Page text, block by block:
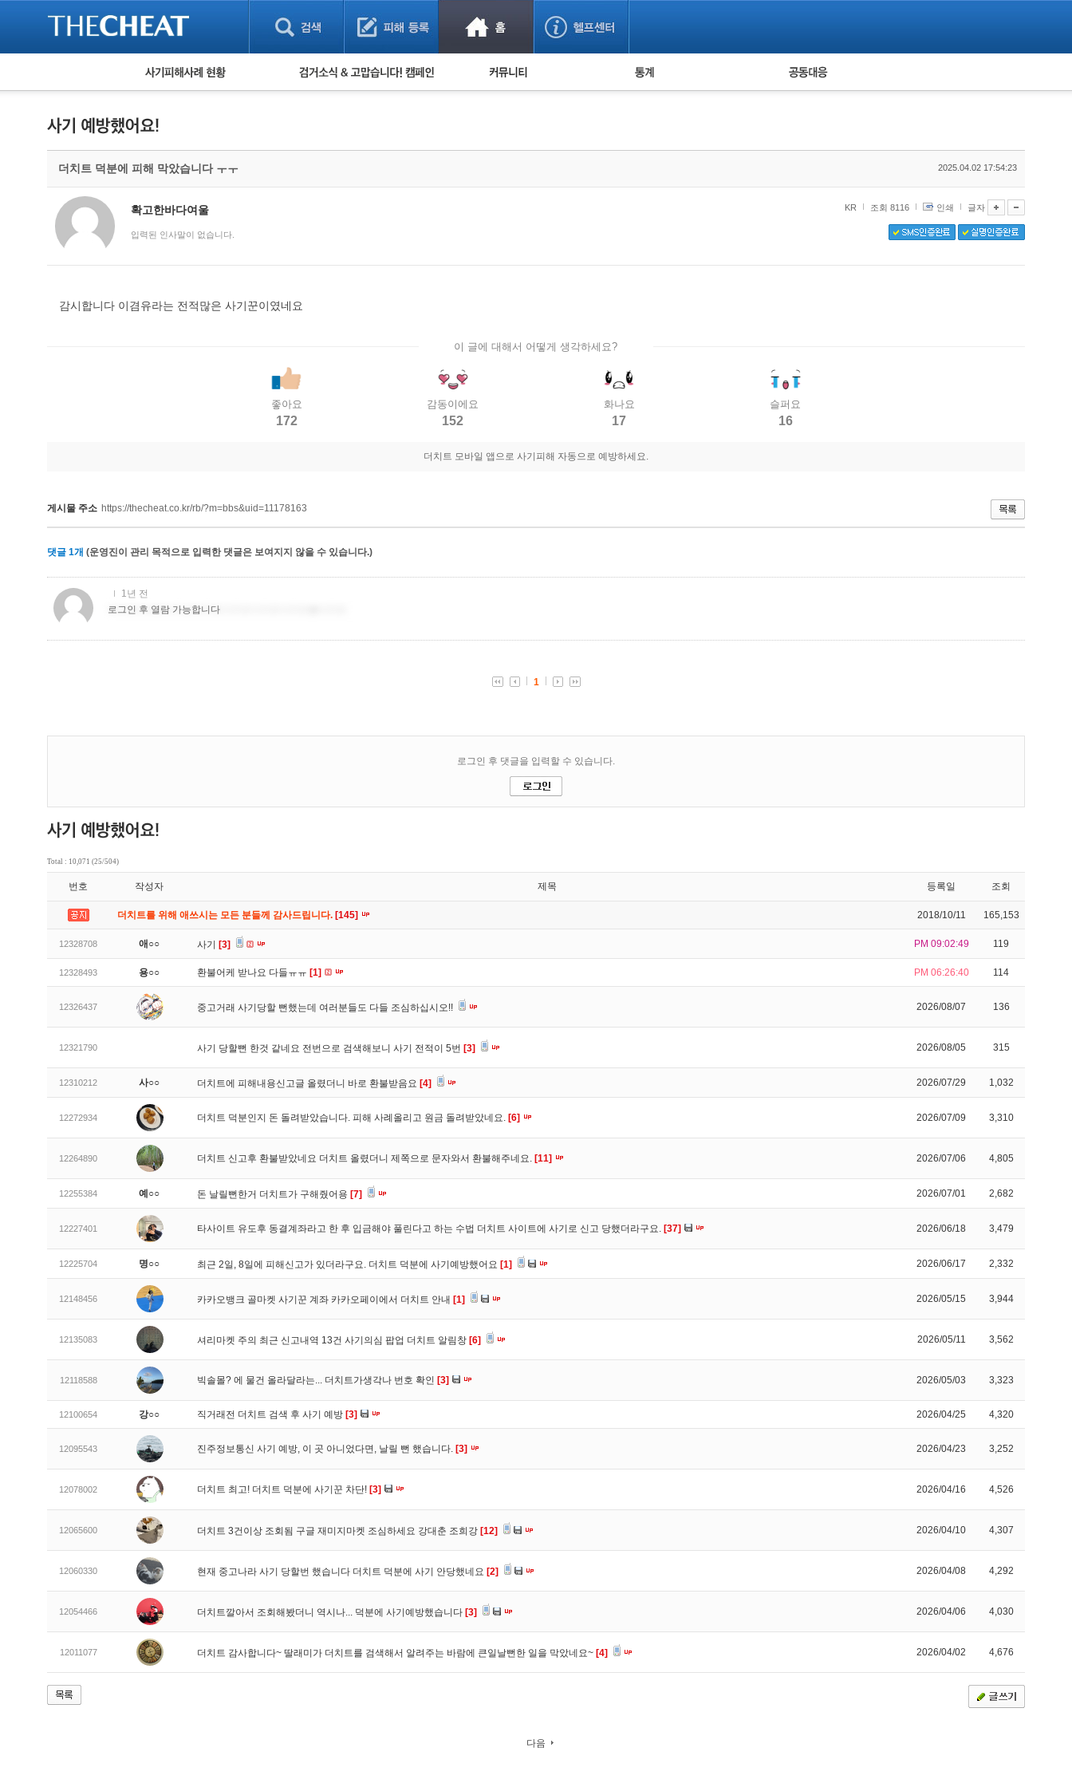
피해사례 현황
게임 · 비실물 피해사례
보이스피싱 피해사례
유해사이트 목록
비공개 피해사례
검거 소식 사기 예방했어요! 누적 피해사례 통계 피해자 공동대응
더치트 덕분에 피해 막았습니다 ㅜㅜ 2025.04.02 17:54:23
확고한바다여울
입력된 인사말이 없습니다.
KR 조회 8116 인쇄 글자
감시합니다 이겸유라는 전적많은 사기꾼이였네요
이 글에 대해서 어떻게 생각하세요?
좋아요
172
감동이에요
152
화나요
17
슬퍼요
16
더치트 모바일 앱으로 사기피해 자동으로 예방하세요.
게시물 주소 https://thecheat.co.kr/rb/?m=bbs&uid=11178163
댓글 1개 (운영진이 관리 목적으로 입력한 댓글은 보여지지 않을 수 있습니다.)
Total : 10,071 (25/504)
번호 작성자 제목 등록일 조회
더치트를 위해 애쓰시는 모든 분들께 감사드립니다. [145] 2018/10/11 165,153
12328708 애○○ 사기 [3] PM 09:02:49 119
12328493 용○○ 환불어케 받나요 다들ㅠㅠ [1] PM 06:26:40 114
12326437 중고거래 사기당할 뻔했는데 여러분들도 다들 조심하십시오!! 2026/08/07 136
12321790 사기 당할뻔 한것 같네요 전번으로 검색해보니 사기 전적이 5번 [3] 2026/08/05 315
12310212 사○○ 더치트에 피해내용신고글 올렸더니 바로 환불받음요 [4] 2026/07/29 1,032
12272934 더치트 덕분인지 돈 돌려받았습니다. 피해 사례올리고 원금 돌려받았네요. [6] 2026/07/09 3,310
12264890 더치트 신고후 환불받았네요 더치트 올렸더니 제쪽으로 문자와서 환불해주네요. [11] 2026/07/06 4,805
12255384 예○○ 돈 날릴뻔한거 더치트가 구해줬어용 [7] 2026/07/01 2,682
12227401 타사이트 유도후 동결계좌라고 한 후 입금해야 풀린다고 하는 수법 더치트 사이트에 사기로 신고 당했더라구요. [37] 2026/06/18 3,479
12225704 명○○ 최근 2일, 8일에 피해신고가 있더라구요. 더치트 덕분에 사기예방했어요 [1] 2026/06/17 2,332
12148456 카카오뱅크 골마켓 사기꾼 계좌 카카오페이에서 더치트 안내 [1] 2026/05/15 3,944
12135083 셔리마켓 주의 최근 신고내역 13건 사기의심 팝업 더치트 알림창 [6] 2026/05/11 3,562
12118588 빅솔몰? 에 물건 올라달라는... 더치트가생각나 번호 확인 [3] 2026/05/03 3,323
12100654 강○○ 직거래전 더치트 검색 후 사기 예방 [3] 2026/04/25 4,320
12095543 진주정보통신 사기 예방, 이 곳 아니었다면, 날릴 뻔 했습니다. [3] 2026/04/23 3,252
12078002 더치트 최고! 더치트 덕분에 사기꾼 차단! [3] 2026/04/16 4,526
12065600 더치트 3건이상 조회됨 구글 재미지마켓 조심하세요 강대춘 조희강 [12] 2026/04/10 4,307
12060330 현재 중고나라 사기 당할번 했습니다 더치트 덕분에 사기 안당했네요 [2] 2026/04/08 4,292
12054466 더치트깔아서 조회해봤더니 역시나... 덕분에 사기예방했습니다 [3] 2026/04/06 4,030
12011077 더치트 감사합니다~ 딸래미가 더치트를 검색해서 알려주는 바람에 큰일날뻔한 일을 막았네요~ [4] 2026/04/02 4,676
다음